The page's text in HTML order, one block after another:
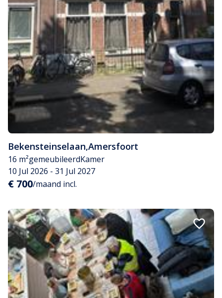
Bekensteinselaan,Amersfoort
16 m²gemeubileerdKamer
10 Jul 2026 - 31 Jul 2027
€ 700/maand incl.